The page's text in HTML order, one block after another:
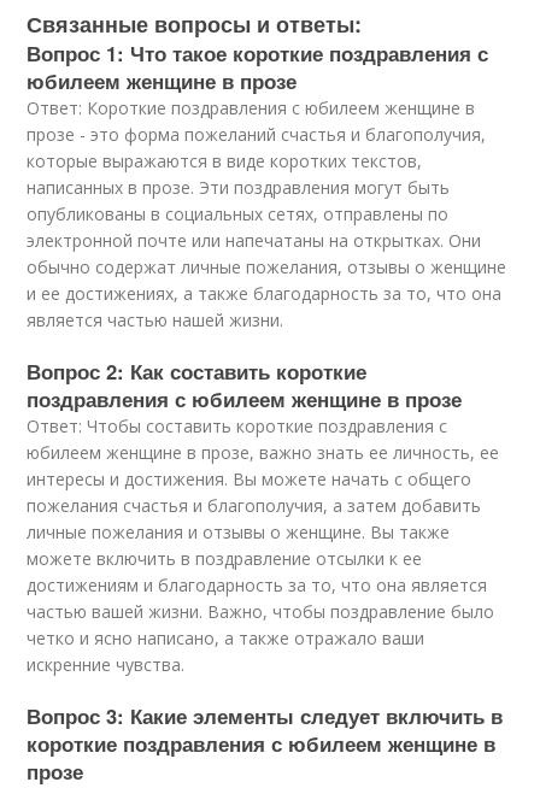
Связанные вопросы и ответы:
Вопрос 1: Что такое короткие поздравления с
юбилеем женщине в прозе
Ответ: Короткие поздравления с юбилеем женщине в
прозе - это форма пожеланий счастья и благополучия,
которые выражаются в виде коротких текстов,
написанных в прозе. Эти поздравления могут быть
опубликованы в социальных сетях, отправлены по
электронной почте или напечатаны на открытках. Они
обычно содержат личные пожелания, отзывы о женщине
и ее достижениях, а также благодарность за то, что она
является частью нашей жизни.
Вопрос 2: Как составить короткие
поздравления с юбилеем женщине в прозе
Ответ: Чтобы составить короткие поздравления с
юбилеем женщине в прозе, важно знать ее личность, ее
интересы и достижения. Вы можете начать с общего
пожелания счастья и благополучия, а затем добавить
личные пожелания и отзывы о женщине. Вы также
можете включить в поздравление отсылки к ее
достижениям и благодарность за то, что она является
частью вашей жизни. Важно, чтобы поздравление было
четко и ясно написано, а также отражало ваши
искренние чувства.
Вопрос 3: Какие элементы следует включить в
короткие поздравления с юбилеем женщине в
прозе